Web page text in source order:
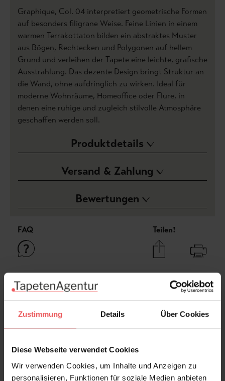
Zustimmung Details Über Cookies
Diese Webseite verwendet Cookies
Wir verwenden Cookies, um Inhalte und Anzeigen zu
personalisieren, Funktionen für soziale Medien anbieten
Graphique, Col. 04 interpretiert geometrische Formen
auf besonders filigrane Weise. Feine Linien in einem
warmen Terrakottaton bilden ein abstraktes Muster
aus Bögen, Rechtecken und Polygonen auf hellem
Grund und verleihen der Tapete eine leichte, grafische
Ausstrahlung. Das dezente Design bringt Struktur an
die Wand, ohne aufdringlich zu wirken. Ideal für
moderne Wohnräume, Homeoffice oder Flure, in
denen eine ruhige und zugleich stilvolle Atmosphäre
geschaffen werden soll.
Produktdetails
Versand & Zahlung
Bewertungen
FAQ Teilen!
Sie haben Fragen zum Produkt?
Frage stellen
+49 (0)221 932 81 82
Produktgalerie überspringen
Varianten